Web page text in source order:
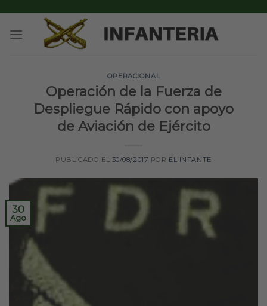
content
OPERACIONAL
Operación de la Fuerza de
Despliegue Rápido con apoyo
de Aviación de Ejército
PUBLICADO EL 30/08/2017 POR EL INFANTE
30
Ago